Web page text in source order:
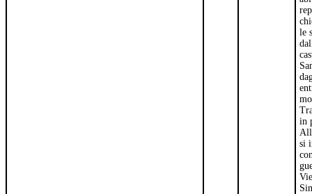
le
in
si